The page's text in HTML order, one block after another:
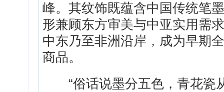
峰。其纹饰既蕴含中国传统笔
形兼顾东方审美与中亚实用需
中东乃至非洲沿岸，成为早期
商品。
“俗话说墨分五色，青花瓷